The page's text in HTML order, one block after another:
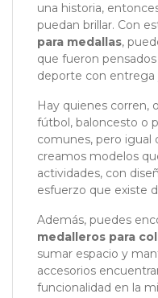
una historia,
puedan brillar. Con
para medallas,
que fueron
deporte con entrega
Hay quienes corren,
fútbol, baloncesto o
comunes, pero igual
creamos modelos
actividades, con
esfuerzo que existe
Además, puedes
medalleros para
sumar espacio y
accesorios
funcionalidad en la